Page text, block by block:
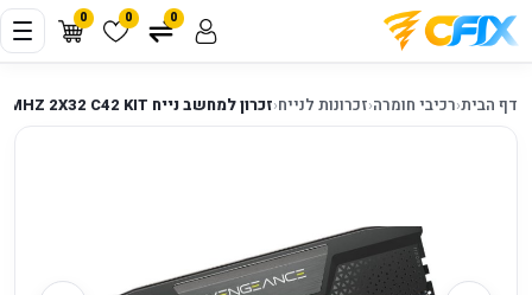
0 0 0
דף הבית‹רכיבי חומרה‹זכרונות לנייח‹זכרון למחשב נייח Corsair Vengeance 64GB DDR5 6400MHZ 2X32 C42 KIT